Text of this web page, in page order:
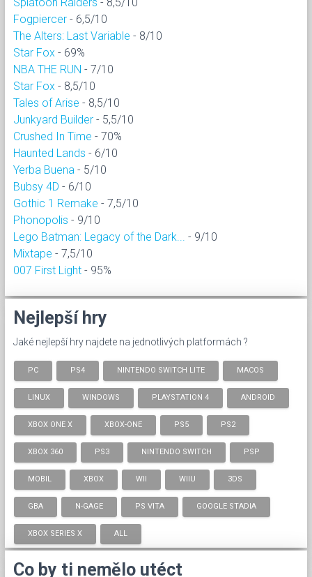
Fogpiercer - 6,5/10
The Alters: Last Variable - 8/10
Star Fox - 69%
NBA THE RUN - 7/10
Star Fox - 8,5/10
Tales of Arise - 8,5/10
Junkyard Builder - 5,5/10
Crushed In Time - 70%
Haunted Lands - 6/10
Yerba Buena - 5/10
Bubsy 4D - 6/10
Gothic 1 Remake - 7,5/10
Phonopolis - 9/10
Lego Batman: Legacy of the Dark...
- 9/10
Mixtape - 7,5/10
007 First Light - 95%
Nejlepší hry
Jaké nejlepší hry najdete na jednotlivých platformách ?
PC PS4 NINTENDO SWITCH LITE MACOS
LINUX WINDOWS PLAYSTATION 4 ANDROID
XBOX ONE X XBOX-ONE PS5 PS2
XBOX 360 PS3 NINTENDO SWITCH PSP
MOBIL XBOX WII WIIU 3DS
GBA N-GAGE PS VITA GOOGLE STADIA
XBOX SERIES X ALL
Co by ti nemělo utéct